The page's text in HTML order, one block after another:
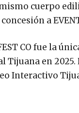
cuerpo
a
CO fue la
Tijuana en
Interactivo